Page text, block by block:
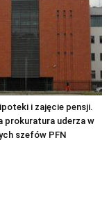
i zajęcie pensji.
prokuratura uderza w
szefów PFN